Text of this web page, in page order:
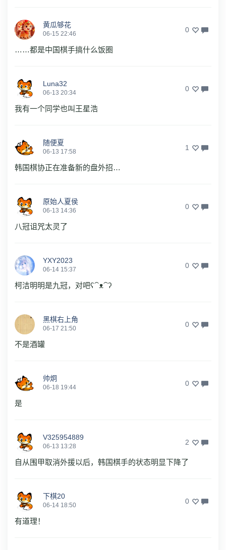
黄瓜够花
06-15 22:46 0
……都是中国棋手搞什么饭圈
Luna32
06-13 20:34 0
我有一个同学也叫王星浩
随便夏
06-13 17:58 1
韩国棋协正在准备新的盘外招…
原始人夏侯
06-13 14:36 0
八冠诅咒太灵了
YXY2023
06-14 15:37 0
柯洁明明是九冠，对吧ʕ⁀ᴥ⁀ʔ
黑棋右上角
06-17 21:50 0
不是酒罐
帅炯
06-18 19:44 0
是
V325954889
06-13 13:28 2
自从围甲取消外援以后，韩国棋手的状态明显下降了
下棋20
06-14 18:50 0
有道理！